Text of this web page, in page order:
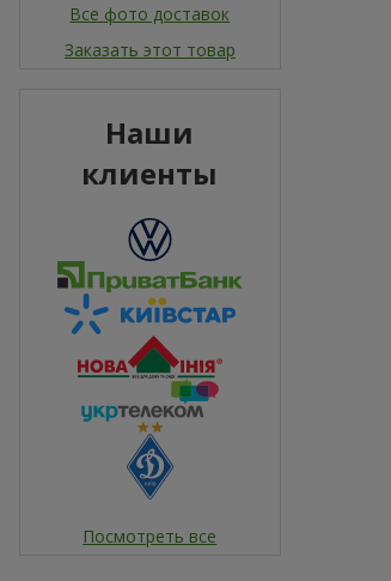
Все фото доставок
Заказать этот товар
Наши
клиенты
Посмотреть все